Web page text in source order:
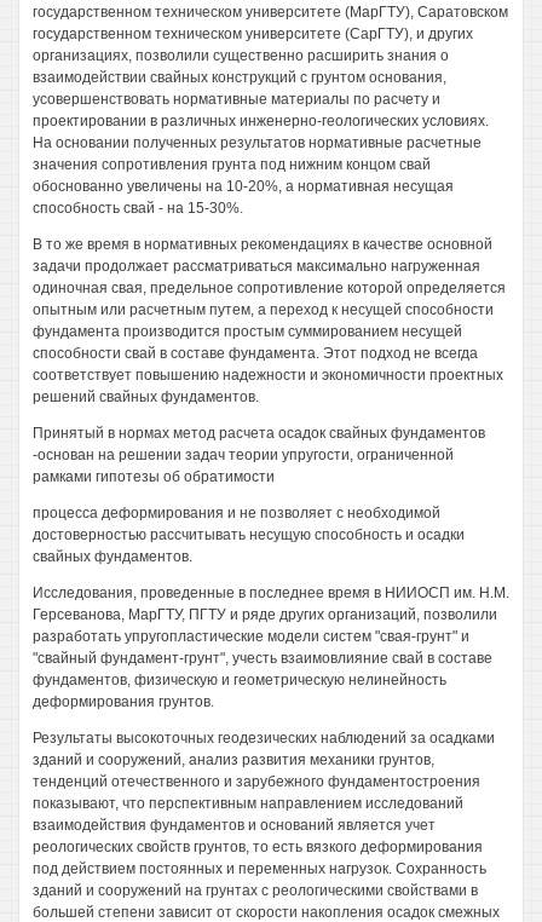
государственном техническом университете (МарГТУ), Саратовском
государственном техническом университете (СарГТУ), и других
организациях, позволили существенно расширить знания о
взаимодействии свайных конструкций с грунтом основания,
усовершенствовать нормативные материалы по расчету и
проектировании в различных инженерно-геологических условиях.
На основании полученных результатов нормативные расчетные
значения сопротивления грунта под нижним концом свай
обоснованно увеличены на 10-20%, а нормативная несущая
способность свай - на 15-30%.
В то же время в нормативных рекомендациях в качестве основной
задачи продолжает рассматриваться максимально нагруженная
одиночная свая, предельное сопротивление которой определяется
опытным или расчетным путем, а переход к несущей способности
фундамента производится простым суммированием несущей
способности свай в составе фундамента. Этот подход не всегда
соответствует повышению надежности и экономичности проектных
решений свайных фундаментов.
Принятый в нормах метод расчета осадок свайных фундаментов
-основан на решении задач теории упругости, ограниченной
рамками гипотезы об обратимости
процесса деформирования и не позволяет с необходимой
достоверностью рассчитывать несущую способность и осадки
свайных фундаментов.
Исследования, проведенные в последнее время в НИИОСП им. Н.М.
Герсеванова, МарГТУ, ПГТУ и ряде других организаций, позволили
разработать упругопластические модели систем "свая-грунт" и
"свайный фундамент-грунт", учесть взаимовлияние свай в составе
фундаментов, физическую и геометрическую нелинейность
деформирования грунтов.
Результаты высокоточных геодезических наблюдений за осадками
зданий и сооружений, анализ развития механики грунтов,
тенденций отечественного и зарубежного фундаментостроения
показывают, что перспективным направлением исследований
взаимодействия фундаментов и оснований является учет
реологических свойств грунтов, то есть вязкого деформирования
под действием постоянных и переменных нагрузок. Сохранность
зданий и сооружений на грунтах с реологическими свойствами в
большей степени зависит от скорости накопления осадок смежных